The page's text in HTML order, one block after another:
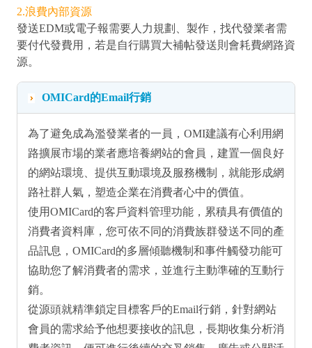
2.浪費內部資源
發送EDM或電子報需要人力規劃、製作，找代發業者需
要付代發費用，若是自行購買大補帖發送則會耗費網路資
源。
OMICard的Email行銷
為了避免成為濫發業者的一員，OMI建議有心利用網
路擴展市場的業者應培養網站的會員，建置一個良好
的網站環境、提供互動環境及服務機制，就能形成網
路社群人氣，塑造企業在消費者心中的價值。
使用OMICard的客戶資料管理功能，累積具有價值的
消費者資料庫，您可依不同的消費族群發送不同的產
品訊息，OMICard的多層傾聽機制和事件觸發功能可
協助您了解消費者的需求，並進行主動準確的互動行
銷。
從源頭就精準鎖定目標客戶的Email行銷，針對網站
會員的需求給予他想要接收的訊息，長期收集分析消